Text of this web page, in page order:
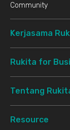
Community
Kerjasama
Rukita for
Tentang
Resource